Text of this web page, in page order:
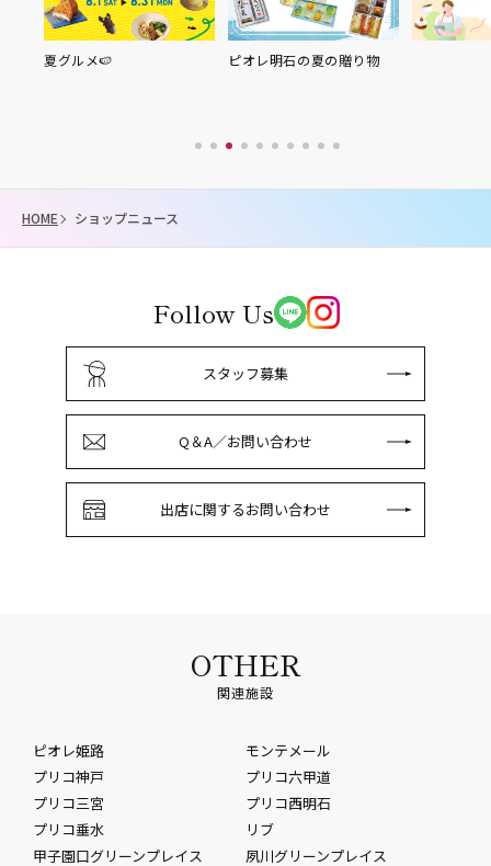
夏グルメ🍉 ピオレ明石の夏の贈り物
HOME ショップニュース
Follow Us
スタッフ募集
Q＆A／お問い合わせ
出店に関するお問い合わせ
OTHER
関連施設
ピオレ姫路
モンテメール
プリコ神戸
プリコ六甲道
プリコ三宮
プリコ西明石
プリコ垂水
リブ
甲子園口グリーンプレイス
夙川グリーンプレイス